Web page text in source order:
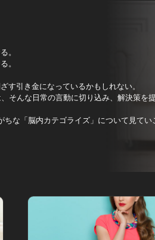
。
。
す引き金になっているかもしれない。
そんな日常の言動に切り込み、解決策を
な「脳内カテゴライズ」について見てい